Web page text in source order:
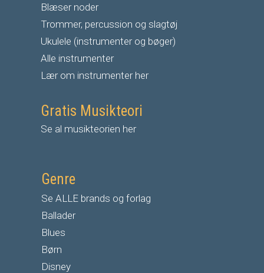
Blæser noder
Trommer, percussion og slagtøj
Ukulele (instrumenter og bøger)
Alle instrumenter
Lær om instrumenter her
Gratis Musikteori
Se al musikteorien her
Genre
Se ALLE brands og forlag
Ballader
Blues
Børn
Disney